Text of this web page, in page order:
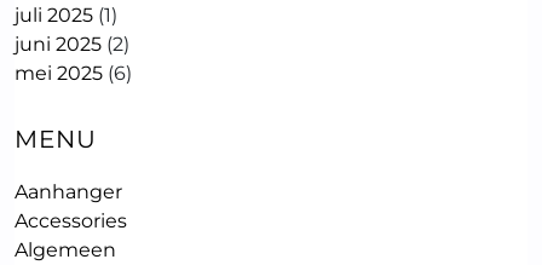
juli 2025 (1)
juni 2025 (2)
mei 2025 (6)
MENU
Aanhanger
Accessories
Algemeen